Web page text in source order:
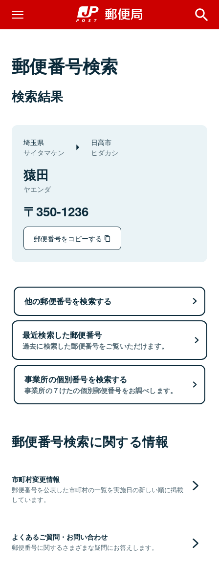
郵便番号検索
検索結果
埼玉県
サイタマケン
日高市
ヒダカシ
猿田
ヤエンダ
350-1236
郵便番号をコピーする
他の郵便番号を検索する
最近検索した郵便番号
過去に検索した郵便番号をご覧いただけます。
事業所の個別番号を検索する
事業所の７けたの個別郵便番号をお調べします。
郵便番号検索に関する情報
市町村変更情報
郵便番号を公表した市町村の一覧を実施日の新しい順に掲載
しています。
よくあるご質問・お問い合わせ
郵便番号に関するさまざまな疑問にお答えします。